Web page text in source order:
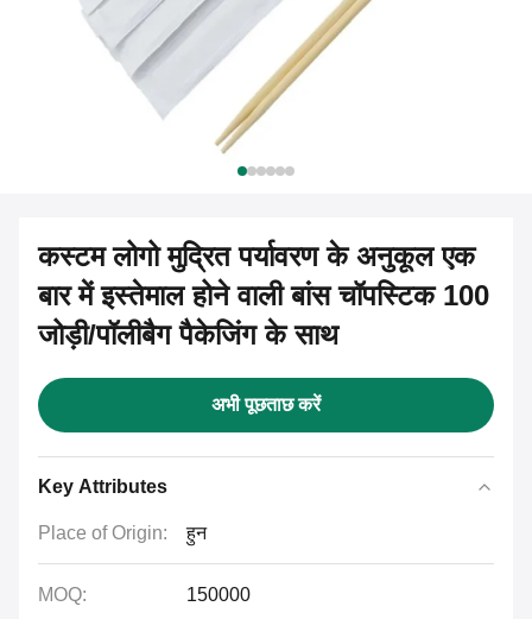
कस्टम लोगो मुद्रित पर्यावरण के अनुकूल एक
बार में इस्तेमाल होने वाली बांस चॉपस्टिक 100
जोड़ी/पॉलीबैग पैकेजिंग के साथ
अभी पूछताछ करें
Key Attributes
Place of Origin: हुन
MOQ: 150000